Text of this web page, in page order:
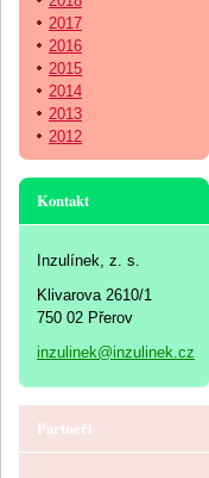
2017
2016
2015
2014
2013
2012
Kontakt
Inzulínek, z. s.
Klivarova 2610/1
750 02 Přerov
inzulinek@inzulinek.cz
Partneři